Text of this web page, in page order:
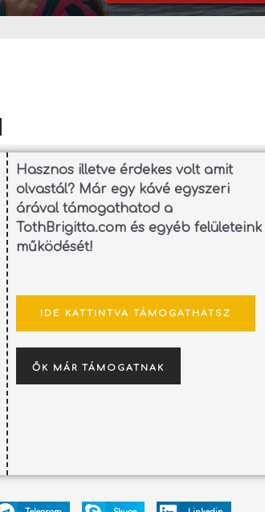
Hasznos illetve érdekes volt amit
olvastál? Már egy kávé egyszeri
árával támogathatod a
TothBrigitta.com és egyéb felületeink
működését!
IDE KATTINTVA TÁMOGATHATSZ
ŐK MÁR TÁMOGATNAK